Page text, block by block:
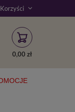
Korzyści
0,00 zł